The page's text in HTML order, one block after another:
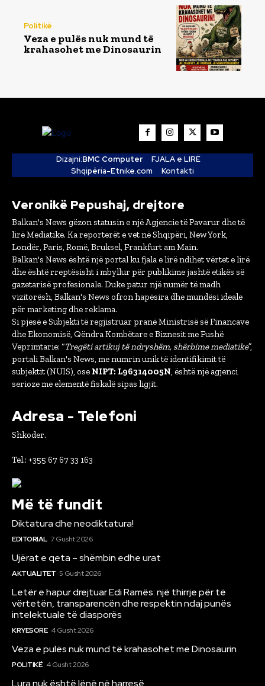
Politikë
Veza e pulës nuk mund të
krahasohet me Dinosaurin
Dizajni:BMC Computer
FJALA e LIRË
Shqipëria-Etnike.com
Kontakti
Veronikë Pepushaj, drejtore
Balkan's News gëzon statusin e një Agjencie të Pavarur dhe të
lirë Mediatike. Ka reporterët e vet në Shqipëri, New York,
Londër, Paris, Romë, Bruksel, Frankfurt am Main.
Balkan's News është një portal ku fjala e lirë ndihet vërtet e lirë
dhe është rreptësisht i mbyllur për publikime jashtë etikës së
gazetarisë profesionale. Duke patur një numër të madh
vizitorësh, Balkan's News ofron hapësira dhe mundësi ideale
për marketing dhe reklama.
Si pjesë e Subjekti të regjistruar pranë Ministrisë së Financave
dhe Ekonomisë, Qëndra Kombëtare e Biznesit me Fushë
Veprimtarie: “Tregëti artikuj të ndryshëm, shërbime mediatike”,
portali Balkan's News, me numrin unik të identifikimit të
subjektit (NUIS), ose NIPT: L96314005N , është një agjenci
serioze me elementë fiskalë sipas ligjit.
Adresa - Telefoni
Shkoder.
Tel.: +355 67 67 33 163
Më të fundit
Diktatura dhe neodiktatura!
EDITORIAL 7 Gusht 2026
Ujërat e qeta – shëmbin edhe urat
AKTUALITET 5 Gusht 2026
Letër e hapur drejtuar Edi Ramës: një thirrje për të
vërtetën, transparencën dhe respektin ndaj punës
intelektuale të diasporës
KRYESORE 4 Gusht 2026
Veza e pulës nuk mund të krahasohet me Dinosaurin
POLITIKË 4 Gusht 2026
Lura nuk është lënë në harresë…